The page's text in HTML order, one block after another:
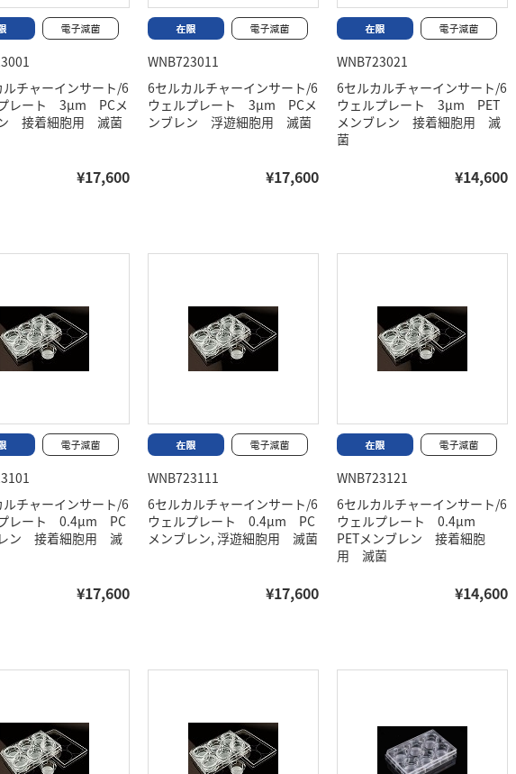
チャーインサート/6
レート 3μm PCメ
接着細胞用 滅菌
¥17,600
WNB723011
6セルカルチャーインサート/6
ウェルプレート 3μm PCメ
ンブレン 浮遊細胞用 滅菌
¥17,600
WNB723021
6セルカルチャーインサート/6
ウェルプレート 3μm PET
メンブレン 接着細胞用 滅
菌
¥14,600
チャーインサート/6
レート 0.4μm PC
ン 接着細胞用 滅
¥17,600
WNB723111
6セルカルチャーインサート/6
ウェルプレート 0.4μm PC
メンブレン, 浮遊細胞用 滅菌
¥17,600
WNB723121
6セルカルチャーインサート/6
ウェルプレート 0.4μm
PETメンブレン 接着細胞
用 滅菌
¥14,600